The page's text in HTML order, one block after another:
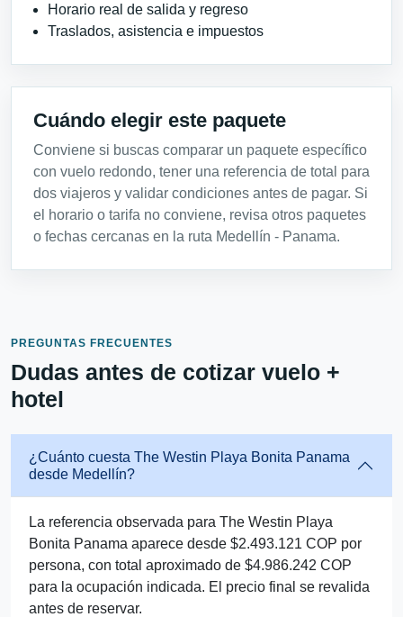
Horario real de salida y regreso
Traslados, asistencia e impuestos
Cuándo elegir este paquete
Conviene si buscas comparar un paquete específico
con vuelo redondo, tener una referencia de total para
dos viajeros y validar condiciones antes de pagar. Si
el horario o tarifa no conviene, revisa otros paquetes
o fechas cercanas en la ruta Medellín - Panama.
PREGUNTAS FRECUENTES
Dudas antes de cotizar vuelo +
hotel
¿Cuánto cuesta The Westin Playa Bonita Panama
desde Medellín?
La referencia observada para The Westin Playa
Bonita Panama aparece desde $2.493.121 COP por
persona, con total aproximado de $4.986.242 COP
para la ocupación indicada. El precio final se revalida
antes de reservar.